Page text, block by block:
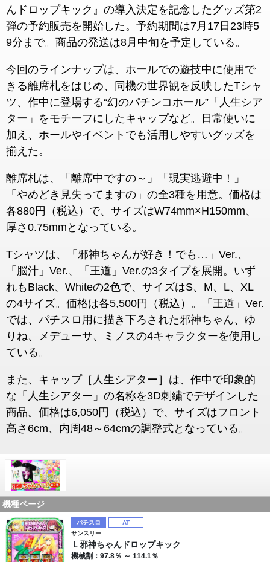
んドロップキック』の導入決定を記念したグッズ第2
弾の予約販売を開始した。予約期間は7月17日23時5
9分まで。商品の発送は8月中旬を予定している。
今回のラインナップは、ホールでの遊技中に使用で
きる離席札をはじめ、同機の世界観を反映したTシャ
ツ、作中に登場する“幻のパチンコホール”「人生シア
ター」をモチーフにしたキャップなど。日常使いに
加え、ホールやイベントでも活用しやすいグッズを
揃えた。
離席札は、「離席中ですの～」「現実逃避中！」
「やめどき見失ってますの」の全3種を用意。価格は
各880円（税込）で、サイズはW74mm×H150mm、
厚さ0.75mmとなっている。
Tシャツは、「邪神ちゃんが好き！でも…」Ver.、
「脳汁」Ver.、「王道」Ver.の3タイプを展開。いず
れもBlack、Whiteの2色で、サイズはS、M、L、XL
の4サイズ。価格は各5,500円（税込）。「王道」Ver.
では、パチスロ用に描き下ろされた邪神ちゃん、ゆ
りね、メデューサ、ミノスの4キャラクターを使用し
ている。
また、キャップ［人生シアター］は、作中で印象的
な「人生シアター」の名称を3D刺繍でデザインした
商品。価格は6,050円（税込）で、サイズはフロント
高さ6cm、内周48～64cmの調整式となっている。
機種ページ
パチスロ
AT
サンスリー
Ｌ邪神ちゃんドロップキック
機械割：97.8％ ～ 114.1％